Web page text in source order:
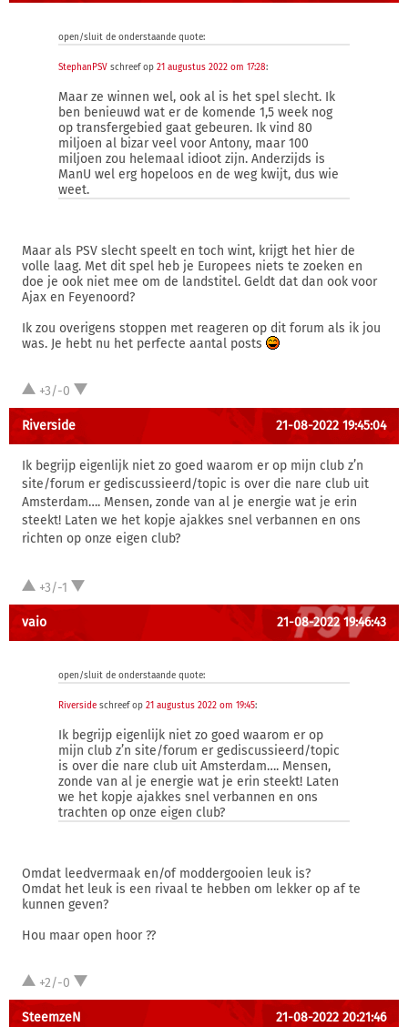
open/sluit de onderstaande quote:
StephanPSV schreef op 21 augustus 2022 om 17:28:
Maar ze winnen wel, ook al is het spel slecht. Ik
ben benieuwd wat er de komende 1,5 week nog
op transfergebied gaat gebeuren. Ik vind 80
miljoen al bizar veel voor Antony, maar 100
miljoen zou helemaal idioot zijn. Anderzijds is
ManU wel erg hopeloos en de weg kwijt, dus wie
weet.
Maar als PSV slecht speelt en toch wint, krijgt het hier de
volle laag. Met dit spel heb je Europees niets te zoeken en
doe je ook niet mee om de landstitel. Geldt dat dan ook voor
Ajax en Feyenoord?
Ik zou overigens stoppen met reageren op dit forum als ik jou
was. Je hebt nu het perfecte aantal posts
+3/-0
Riverside 21-08-2022 19:45:04
Ik begrijp eigenlijk niet zo goed waarom er op mijn club z’n
site/forum er gediscussieerd/topic is over die nare club uit
Amsterdam…. Mensen, zonde van al je energie wat je erin
steekt! Laten we het kopje ajakkes snel verbannen en ons
richten op onze eigen club?
+3/-1
vaio 21-08-2022 19:46:43
open/sluit de onderstaande quote:
Riverside schreef op 21 augustus 2022 om 19:45:
Ik begrijp eigenlijk niet zo goed waarom er op
mijn club z’n site/forum er gediscussieerd/topic
is over die nare club uit Amsterdam…. Mensen,
zonde van al je energie wat je erin steekt! Laten
we het kopje ajakkes snel verbannen en ons
trachten op onze eigen club?
Omdat leedvermaak en/of moddergooien leuk is?
Omdat het leuk is een rivaal te hebben om lekker op af te
kunnen geven?
Hou maar open hoor ??
+2/-0
SteemzeN 21-08-2022 20:21:46